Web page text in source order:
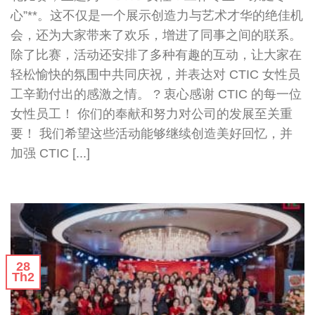
心”**。这不仅是一个展示创造力与艺术才华的绝佳机
会，还为大家带来了欢乐，增进了同事之间的联系。
除了比赛，活动还安排了多种有趣的互动，让大家在
轻松愉快的氛围中共同庆祝，并表达对 CTIC 女性员
工辛勤付出的感激之情。 ? 衷心感谢 CTIC 的每一位
女性员工！ 你们的奉献和努力对公司的发展至关重
要！ 我们希望这些活动能够继续创造美好回忆，并
加强 CTIC [...]
28
Th2